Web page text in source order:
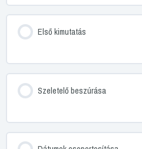
Első kimutatás
Szeletelő beszúrása